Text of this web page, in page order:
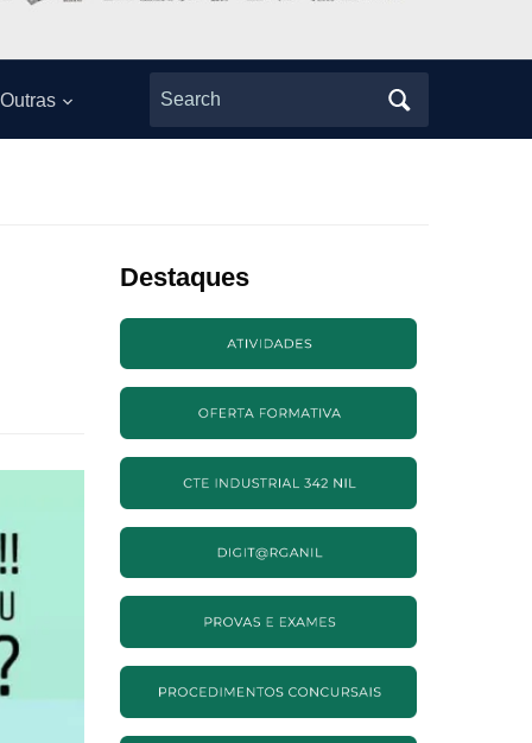
Outras
Search
for:
Destaques